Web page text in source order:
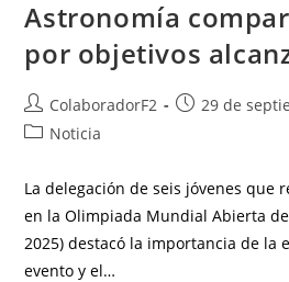
Astronomía
por objetivos
ColaboradorF2
29 de
Noticia
La delegación de seis jóvenes que
en la Olimpiada Mundial Abierta
2025) destacó la importancia de la
evento y el…